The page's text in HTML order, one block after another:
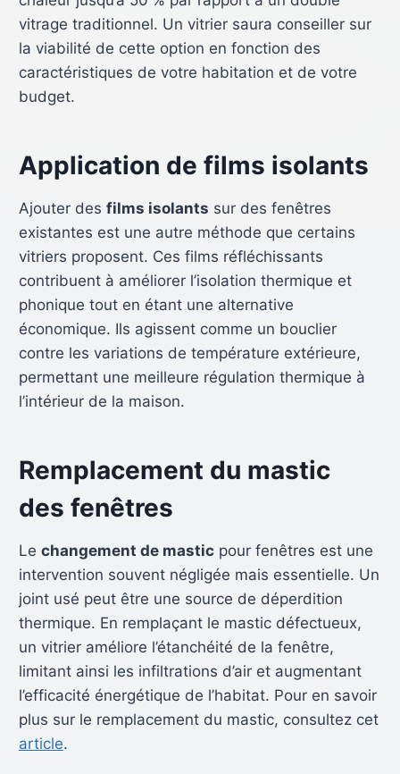
vitrage traditionnel. Un vitrier saura conseiller sur
la viabilité de cette option en fonction des
caractéristiques de votre habitation et de votre
budget.
Application de films isolants
Ajouter des films isolants sur des fenêtres
existantes est une autre méthode que certains
vitriers proposent. Ces films réfléchissants
contribuent à améliorer l’isolation thermique et
phonique tout en étant une alternative
économique. Ils agissent comme un bouclier
contre les variations de température extérieure,
permettant une meilleure régulation thermique à
l’intérieur de la maison.
Remplacement du mastic
des fenêtres
Le changement de masticpour fenêtres est une
intervention souvent négligée mais essentielle. Un
joint usé peut être une source de déperdition
thermique. En remplaçant le mastic défectueux,
un vitrier améliore l’étanchéité de la fenêtre,
limitant ainsi les infiltrations d’air et augmentant
l’efficacité énergétique de l’habitat. Pour en savoir
plus sur le remplacement du mastic, consultez cet
article.